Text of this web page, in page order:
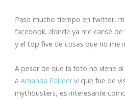
Paso mucho tiempo en twitter,
facebook, donde ya me cansé
y el top five de cosas que no me
A pesar de que la foto no viene
a Amanda Palmervi que fue de
mythbusters, es interesante